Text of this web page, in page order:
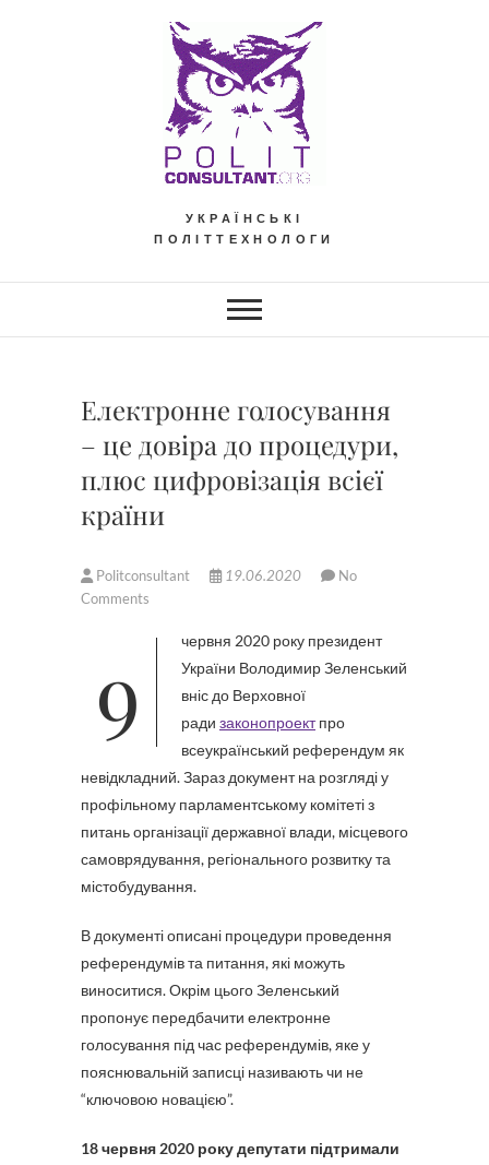
УКРАЇНСЬКІ
ПОЛІТТЕХНОЛОГИ
Електронне голосування
– це довіра до процедури,
плюс цифровізація всієї
країни
Politconsultant 19.06.2020
No
Comments
9 червня 2020 року президент
України Володимир Зеленський
вніс до Верховної
ради законопроектпро
всеукраїнський референдум як
невідкладний. Зараз документ на розгляді у
профільному парламентському комітеті з
питань організації державної влади, місцевого
самоврядування, регіонального розвитку та
містобудування.
В документі описані процедури проведення
референдумів та питання, які можуть
виноситися. Окрім цього Зеленський
пропонує передбачити електронне
голосування під час референдумів, яке у
пояснювальній записці називають чи не
“ключовою новацією”.
18 червня 2020 року депутати підтримали